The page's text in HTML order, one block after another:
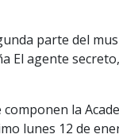
parte del
El agente
la
lunes 12 de